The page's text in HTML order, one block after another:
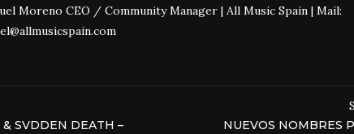
Moreno CEO / Community Manager | All Music Spain | Mail:
SVDDEN DEATH –
NUEVOS NOMBRES